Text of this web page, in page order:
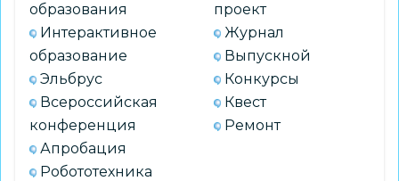
образования
Интерактивное
образование
Эльбрус
Всероссийская
конференция
Апробация
Робототехника
проект
Журнал
Выпускной
Конкурсы
Квест
Ремонт